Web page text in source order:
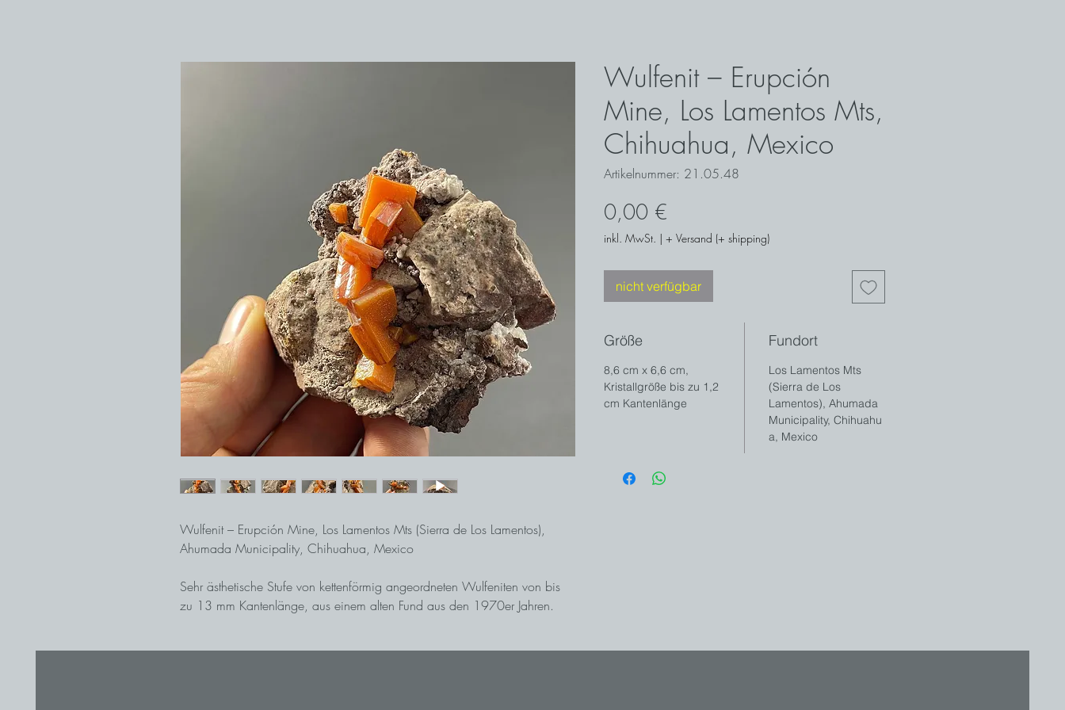
Wulfenit – Erupción Mine, Los Lamentos Mts (Sierra de Los Lamentos),
Ahumada Municipality, Chihuahua, Mexico
Sehr ästhetische Stufe von kettenförmig angeordneten Wulfeniten von bis
zu 13 mm Kantenlänge, aus einem alten Fund aus den 1970er Jahren.
Wulfenit – Erupción
Mine, Los Lamentos Mts,
Chihuahua, Mexico
Artikelnummer: 21.05.48
0,00 €
inkl. MwSt. | + Versand (+ shipping)
nicht verfügbar
Größe
8,6 cm x 6,6 cm,
Kristallgröße bis zu 1,2
cm Kantenlänge
Fundort
Los Lamentos Mts
(Sierra de Los
Lamentos), Ahumada
Municipality, Chihuahu
a, Mexico